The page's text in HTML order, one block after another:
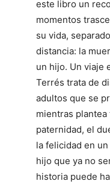
este libro un
momentos
su vida,
distancia: la
un hijo. Un viaje
Terrés trata de
adultos que se
mientras plantea
paternidad, el
la felicidad en
hijo que ya no
historia puede